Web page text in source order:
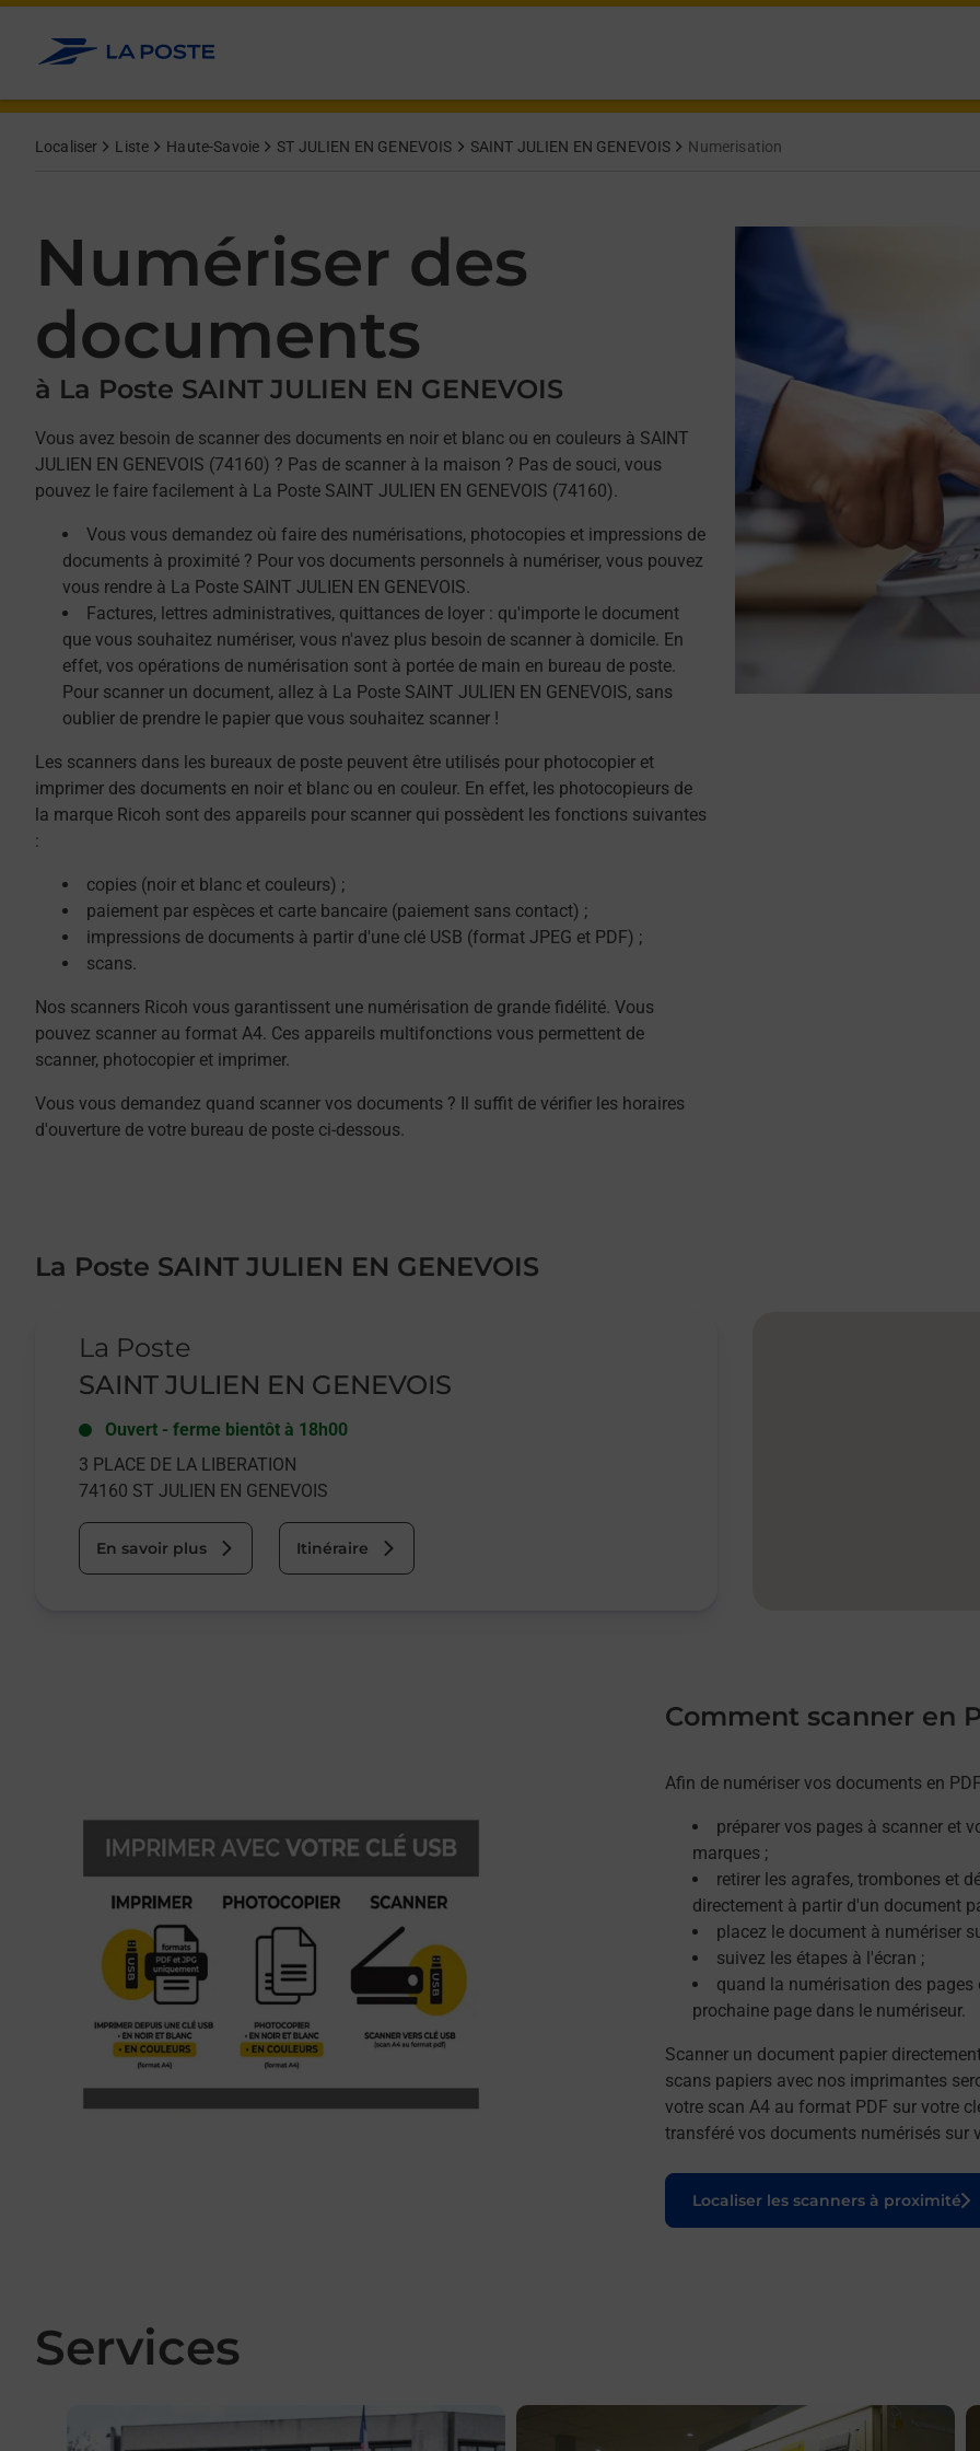
Allez au contenu
Localiser Liste Haute-Savoie ST JULIEN EN GENEVOIS SAINT JULIEN EN GENEVOIS Numerisation
Numériser des
documents
à La Poste SAINT JULIEN EN GENEVOIS
Vous avez besoin de scanner des documents en noir et blanc ou en couleurs à SAINT
JULIEN EN GENEVOIS (74160) ? Pas de scanner à la maison ? Pas de souci, vous
pouvez le faire facilement à La Poste SAINT JULIEN EN GENEVOIS (74160).
Vous vous demandez où faire des numérisations, photocopies et impressions de
documents à proximité ? Pour vos documents personnels à numériser, vous pouvez
vous rendre à La Poste SAINT JULIEN EN GENEVOIS.
Factures, lettres administratives, quittances de loyer : qu'importe le document
que vous souhaitez numériser, vous n'avez plus besoin de scanner à domicile. En
effet, vos opérations de numérisation sont à portée de main en bureau de poste.
Pour scanner un document, allez à La Poste SAINT JULIEN EN GENEVOIS, sans
oublier de prendre le papier que vous souhaitez scanner !
Les scanners dans les bureaux de poste peuvent être utilisés pour photocopier et
imprimer des documents en noir et blanc ou en couleur. En effet, les photocopieurs de
la marque Ricoh sont des appareils pour scanner qui possèdent les fonctions suivantes
:
copies (noir et blanc et couleurs) ;
paiement par espèces et carte bancaire (paiement sans contact) ;
impressions de documents à partir d'une clé USB (format JPEG et PDF) ;
scans.
Nos scanners Ricoh vous garantissent une numérisation de grande fidélité. Vous
pouvez scanner au format A4. Ces appareils multifonctions vous permettent de
scanner, photocopier et imprimer.
Vous vous demandez quand scanner vos documents ? Il suffit de vérifier les horaires
d'ouverture de votre bureau de poste ci-dessous.
La Poste SAINT JULIEN EN GENEVOIS
La Poste
SAINT JULIEN EN GENEVOIS
Ouvert - ferme bientôt à 18h00
3 PLACE DE LA LIBERATION
74160 ST JULIEN EN GENEVOIS
En savoir plus Itinéraire
Comment scanner en
Afin de numériser vos documents en
préparer vos pages à scanner et
marques ;
retirer les agrafes, trombones et
directement à partir d'un document
placez le document à numériser
suivez les étapes à l'écran ;
quand la numérisation des pages
prochaine page dans le numériseur.
Scanner un document papier
scans papiers avec nos imprimantes
votre scan A4 au format PDF sur votre
transféré vos documents numérisés sur
Localiser les scanners à proximité
Le lien s'ouvre dans un nouvel onglet
Services
En savoir plus
Afficher ou masquer la réponse
Afficher ou masquer la réponse
Afficher ou masquer la réponse